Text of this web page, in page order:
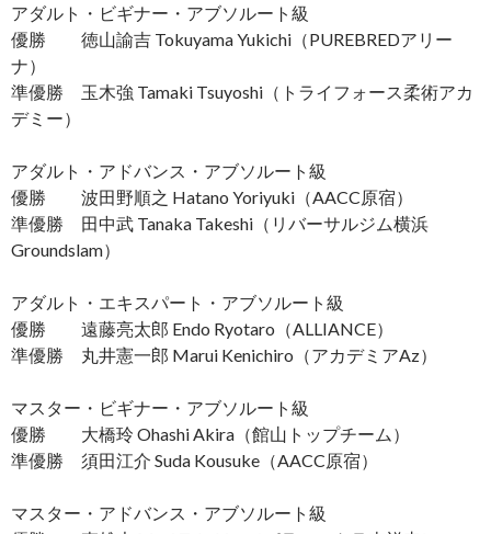
アダルト・ビギナー・アブソルート級
優勝 徳山諭吉 Tokuyama Yukichi（PUREBREDアリー
ナ）
準優勝 玉木強 Tamaki Tsuyoshi（トライフォース柔術アカ
デミー）
アダルト・アドバンス・アブソルート級
優勝 波田野順之 Hatano Yoriyuki（AACC原宿）
準優勝 田中武 Tanaka Takeshi（リバーサルジム横浜
Groundslam）
アダルト・エキスパート・アブソルート級
優勝 遠藤亮太郎 Endo Ryotaro（ALLIANCE）
準優勝 丸井憲一郎 Marui Kenichiro（アカデミアAz）
マスター・ビギナー・アブソルート級
優勝 大橋玲 Ohashi Akira（館山トップチーム）
準優勝 須田江介 Suda Kousuke（AACC原宿）
マスター・アドバンス・アブソルート級